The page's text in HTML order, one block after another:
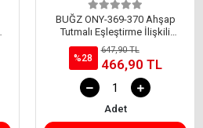
BUĞZ ONY-369-370 Ahşap
Tutmalı Eşleştirme İlişkili
Nesneler -Onyıl
%28
647,90 TL
466,90 TL
Adet